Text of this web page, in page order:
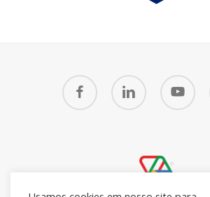
facebook linkedin youtube